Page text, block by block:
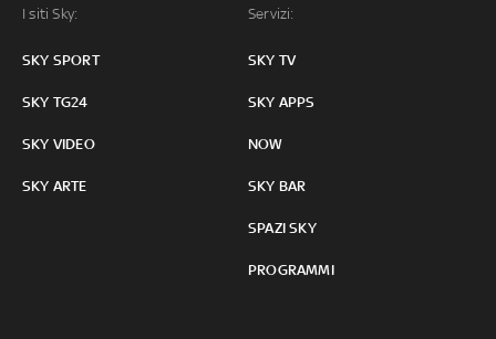
I siti Sky:
SKY SPORT
SKY TG24
SKY VIDEO
SKY ARTE
Servizi:
SKY TV
SKY APPS
NOW
SKY BAR
SPAZI SKY
PROGRAMMI